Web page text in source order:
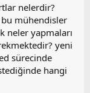
nelerdir?
mühendisler
neler yapmaları
yeni
sürecinde
hangi